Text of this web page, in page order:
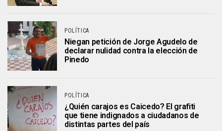
POLÍTICA
Niegan petición de Jorge Agudelo de
declarar nulidad contra la elección de
Pinedo
POLÍTICA
¿Quién carajos es Caicedo? El grafiti
que tiene indignados a ciudadanos de
distintas partes del país